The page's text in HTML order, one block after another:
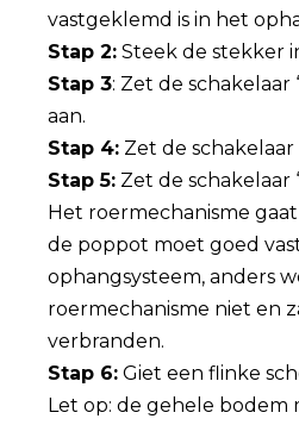
vastgeklemd is in het
Stap 2: Steek de stekker
Stap 3: Zet de schakelaar
aan.
Stap 4: Zet de schakelaar
Stap 5: Zet de schakelaar
Het roermechanisme
de poppot moet goed
ophangsysteem, anders
roermechanisme niet en
verbranden.
Stap 6: Giet een flinke
Let op: de gehele bodem